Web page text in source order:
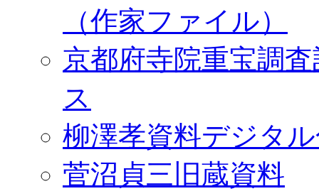
（作家ファイル）
京都府寺院重宝調
ス
柳澤孝資料デジタ
菅沼貞三旧蔵資料